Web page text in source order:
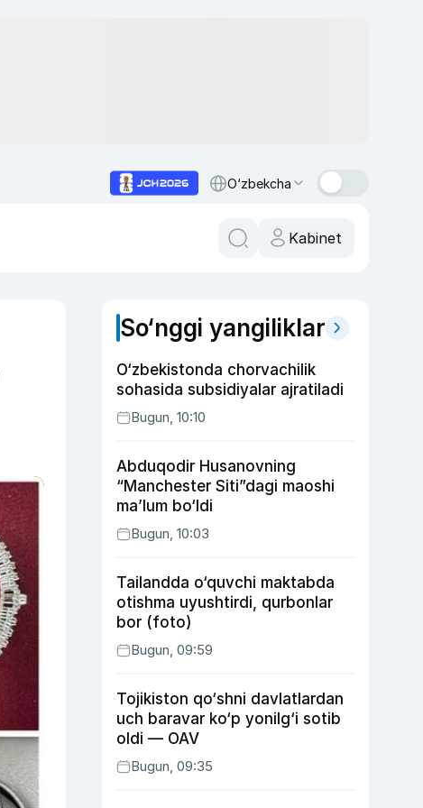
O‘zbekcha
Kabinet
So‘nggi yangiliklar
O‘zbekistonda chorvachilik
sohasida subsidiyalar ajratiladi
Bugun, 10:10
Abduqodir Husanovning
“Manchester Siti”dagi maoshi
ma’lum bo‘ldi
Bugun, 10:03
Tailandda o‘quvchi maktabda
otishma uyushtirdi, qurbonlar
bor (foto)
Bugun, 09:59
Tojikiston qo‘shni davlatlardan
uch baravar ko‘p yonilg‘i sotib
oldi — OAV
Bugun, 09:35